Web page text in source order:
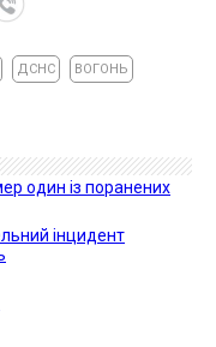
ДСНС ВОГОНЬ
один із поранених
інцидент